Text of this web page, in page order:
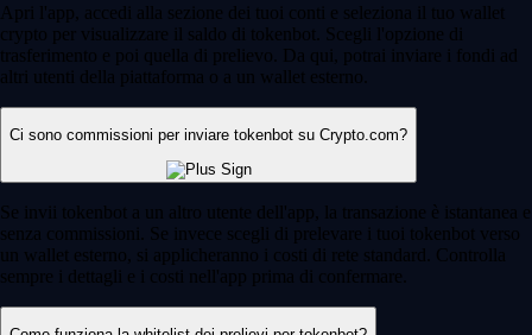
Apri l'app, accedi alla sezione dei tuoi conti e seleziona il tuo wallet
crypto per visualizzare il saldo di tokenbot. Scegli l'opzione di
trasferimento e poi quella di prelievo. Da qui, potrai inviare i fondi ad
altri utenti della piattaforma o a un wallet esterno.
Ci sono commissioni per inviare tokenbot su Crypto.com?
Se invii tokenbot a un altro utente dell'app, la transazione è istantanea e
senza commissioni. Se invece scegli di prelevare i tuoi tokenbot verso
un wallet esterno, si applicheranno i costi di rete standard. Controlla
sempre i dettagli e i costi nell'app prima di confermare.